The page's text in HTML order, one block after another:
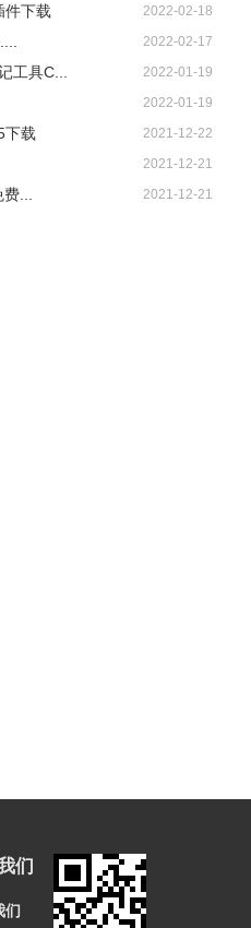
件下载 2022-02-18
2022-02-17
工具C... 2022-01-19
2022-01-19
下载 2021-12-22
2021-12-21
... 2021-12-21
们
们